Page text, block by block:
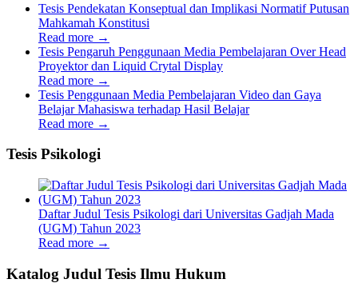
Tesis Pendekatan Konseptual dan Implikasi Normatif Putusan
Mahkamah Konstitusi
Read more →
Tesis Pengaruh Penggunaan Media Pembelajaran Over Head
Proyektor dan Liquid Crytal Display
Read more →
Tesis Penggunaan Media Pembelajaran Video dan Gaya
Belajar Mahasiswa terhadap Hasil Belajar
Read more →
Tesis Psikologi
Daftar Judul Tesis Psikologi dari Universitas Gadjah Mada
(UGM) Tahun 2023
Read more →
Katalog Judul Tesis Ilmu Hukum